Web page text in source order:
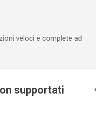
veloci e complete ad
supportati